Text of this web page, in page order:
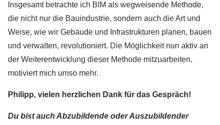
Insgesamt betrachte ich BIM als wegweisende Methode,
die nicht nur die Bauindustrie, sondern auch die Art und
Weise, wie wir Gebäude und Infrastrukturen planen, bauen
und verwalten, revolutioniert. Die Möglichkeit nun aktiv an
der Weiterentwicklung dieser Methode mitzuarbeiten,
motiviert mich umso mehr.
Philipp, vielen herzlichen Dank für das Gespräch!
Du bist auch Abzubildende oder Auszubildender